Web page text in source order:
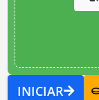
INICIAR